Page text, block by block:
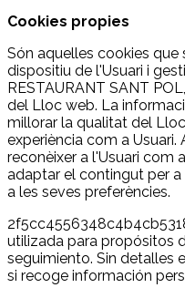
Cookies propies
Són aquelles cookies que
dispositiu de l'Usuari i
RESTAURANT SANT
del Lloc web. La
millorar la qualitat del
experiència com a
reconèixer a l'Usuari com
adaptar el contingut per
a les seves preferències.
utilizada para propósitos
seguimiento. Sin detalles
si recoge información